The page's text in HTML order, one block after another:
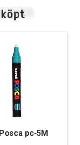
pc-5M